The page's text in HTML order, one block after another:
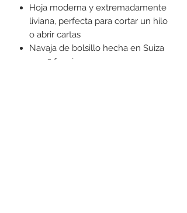
Hoja moderna y extremadamente
liviana, perfecta para cortar un hilo
o abrir cartas
Navaja de bolsillo hecha en Suiza
con 5 funciones